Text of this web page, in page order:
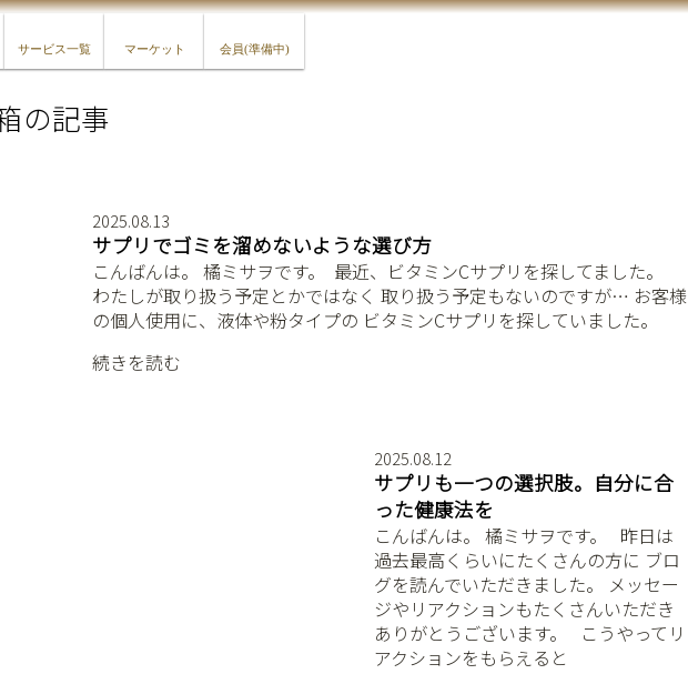
サービス一覧 マーケット 会員(準備中)
の記事
2025.08.13
サプリでゴミを溜めないような選び方
こんばんは。 橘ミサヲです。 ⁡ 最近、ビタミンCサプリを探してました。 ⁡
わたしが取り扱う予定とかではなく 取り扱う予定もないのですが… お客様
の個人使用に、液体や粉タイプの ビタミンCサプリを探していました。 ⁡
続きを読む
2025.08.12
サプリも一つの選択肢。自分に合
った健康法を
こんばんは。 橘ミサヲです。 ⁡ ⁡ 昨日は
過去最高くらいにたくさんの方に ブロ
グを読んでいただきました。 メッセー
ジやリアクションもたくさんいただき
ありがとうございます。 ⁡ ⁡ こうやってリ
アクションをもらえると